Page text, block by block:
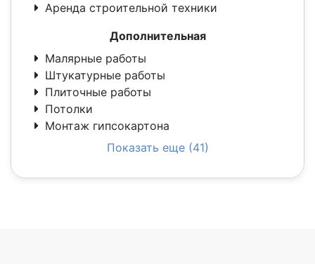
Аренда строительной техники
Дополнительная
Малярные работы
Штукатурные работы
Плиточные работы
Потолки
Монтаж гипсокартона
Показать еще (41)